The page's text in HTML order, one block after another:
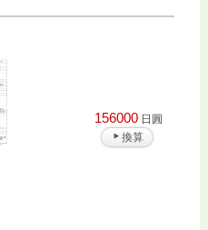
156000 日圓
換算